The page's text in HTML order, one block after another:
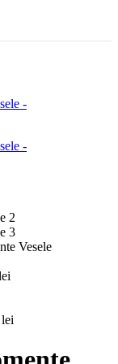
Vesele
lei